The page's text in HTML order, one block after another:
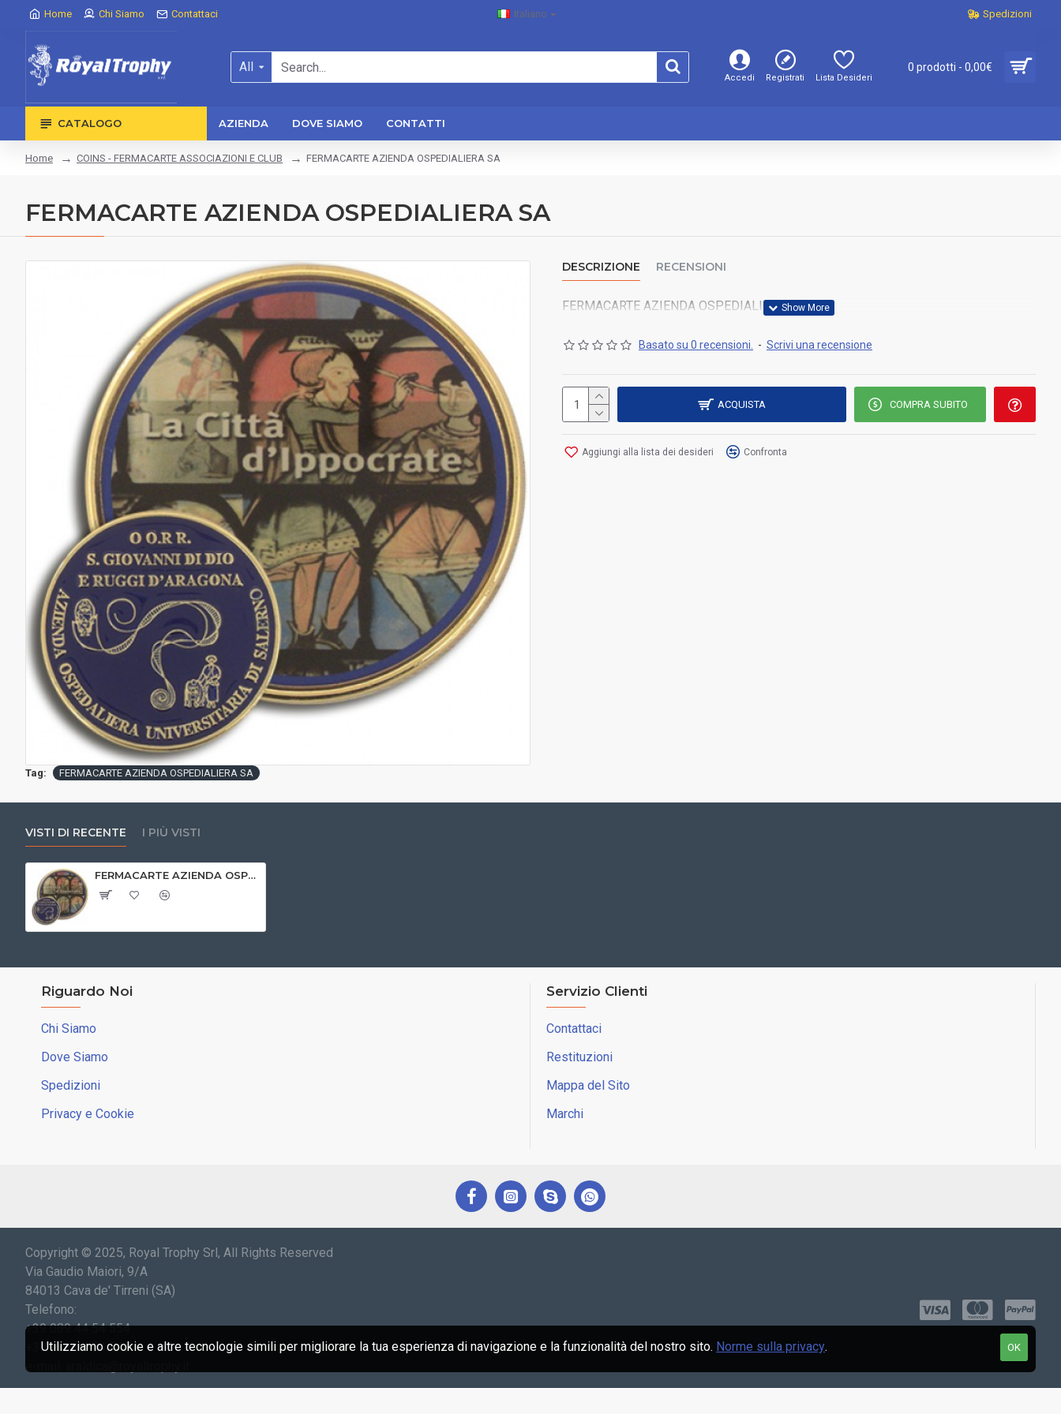
Home Chi Siamo Contattaci Italiano Spedizioni
All
Accedi Registrati Lista Desideri
0 prodotti - 0,00€
CATALOGO AZIENDA DOVE SIAMO CONTATTI
Home COINS - FERMACARTE ASSOCIAZIONI E CLUB FERMACARTE AZIENDA OSPEDIALIERA SA
FERMACARTE AZIENDA OSPEDIALIERA SA
DESCRIZIONE RECENSIONI
FERMACARTE AZIENDA OSPEDIALIERA SA
Basato su 0 recensioni. - Scrivi una recensione
ACQUISTA COMPRA SUBITO
Aggiungi alla lista dei desideri Confronta
Tag: FERMACARTE AZIENDA OSPEDIALIERA SA
VISTI DI RECENTE I PIÙ VISTI
FERMACARTE AZIENDA OSPEDIALIERA SA
Riguardo Noi
Chi Siamo
Dove Siamo
Spedizioni
Privacy e Cookie
Servizio Clienti
Contattaci
Restituzioni
Mappa del Sito
Marchi
Copyright © 2025, Royal Trophy Srl, All Rights Reserved
Via Gaudio Maiori, 9/A
84013 Cava de' Tirreni (SA)
Telefono:
+39 089 44 54 554
+39 089 44 54 547
e-mail: araldica@royaltrophy.it
OK
Utilizziamo cookie e altre tecnologie simili per migliorare la tua esperienza di navigazione e la funzionalità del nostro sito. Norme sulla privacy.